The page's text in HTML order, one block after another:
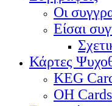
Οι
Είσαι
Κάρτες
KEG
OH Cards